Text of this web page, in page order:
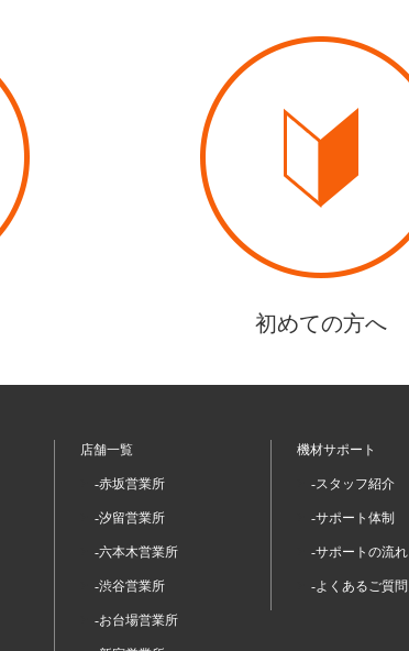
初めての方へ
店舗一覧
-赤坂営業所
-汐留営業所
-六本木営業所
-渋谷営業所
-お台場営業所
機材サポート
-スタッフ紹介
-サポート体制
-サポートの流れ
-よくあるご質問